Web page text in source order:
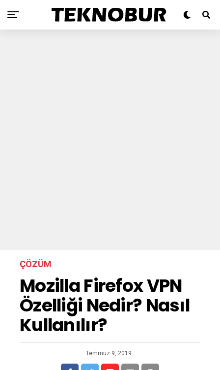
ÇÖZÜM
Mozilla Firefox VPN
Özelliği Nedir? Nasıl
Kullanılır?
Temmuz 9, 2019